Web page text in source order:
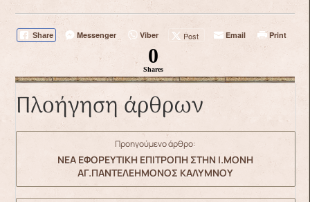
Share Messenger Viber Post Email Print
0
Shares
Πλοήγηση άρθρων
Προηγούμενο άρθρο:
ΝΕΑ ΕΦΟΡΕΥΤΙΚΗ ΕΠΙΤΡΟΠΗ ΣΤΗΝ Ι.ΜΟΝΗ
ΑΓ.ΠΑΝΤΕΛΕΗΜΟΝΟΣ ΚΑΛΥΜΝΟΥ